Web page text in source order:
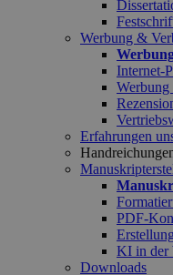
Werbung &
Internet-
Erfahrungen
PDF-
KI in der
Downloads